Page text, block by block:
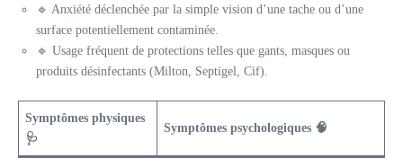
🔹 Anxiété déclenchée par la simple vision d’une tache ou d’une
surface potentiellement contaminée.
🔹 Usage fréquent de protections telles que gants, masques ou
produits désinfectants (Milton, Septigel, Cif).
Symptômes physiques
🩺
Symptômes psychologiques 🧠